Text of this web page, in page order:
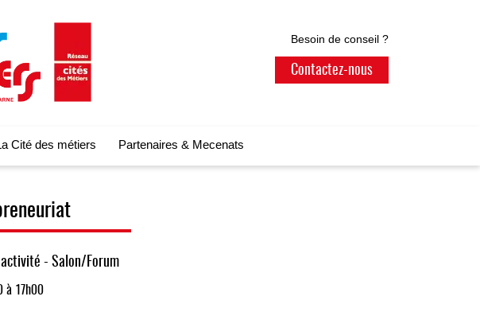
Besoin de conseil ?
Contactez-nous
Cité des métiers Partenaires & Mecenats
- Salon/Forum
à 17h00